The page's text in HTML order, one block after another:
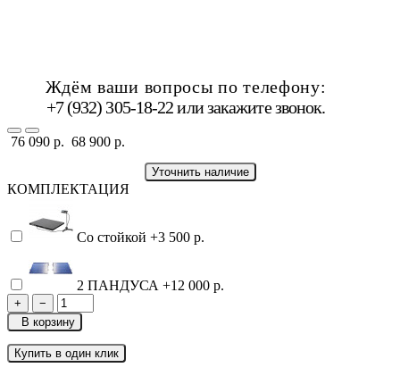
Ждём ваши вопросы по телефону:
+7 (932) 305-18-22 илизакажите звонок.
76 090 р. 68 900 р.
Уточнить наличие
КОМПЛЕКТАЦИЯ
Со стойкой +3 500 р.
2 ПАНДУСА +12 000 р.
+
−
В корзину
Купить в один клик